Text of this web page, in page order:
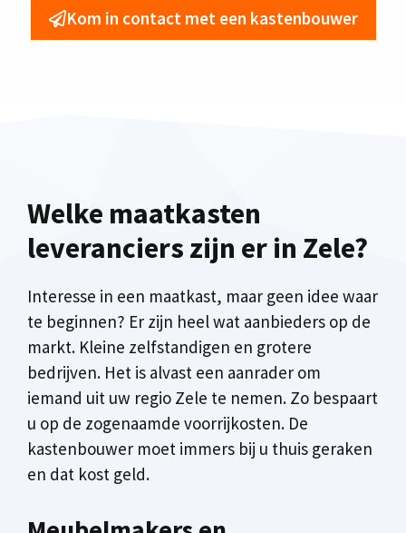
Kom in contact met een kastenbouwer
Welke maatkasten
leveranciers zijn er in Zele?
Interesse in een maatkast, maar geen idee waar
te beginnen? Er zijn heel wat aanbieders op de
markt. Kleine zelfstandigen en grotere
bedrijven. Het is alvast een aanrader om
iemand uit uw regio Zele te nemen. Zo bespaart
u op de zogenaamde voorrijkosten. De
kastenbouwer moet immers bij u thuis geraken
en dat kost geld.